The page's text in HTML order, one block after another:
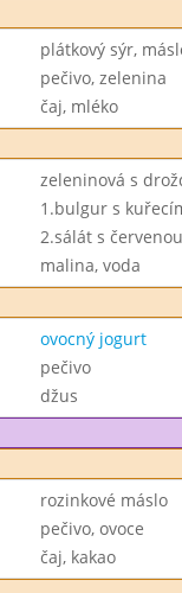
plátkový sýr,
pečivo, zelenina
čaj, mléko
zeleninová s
1.bulgur s
2.sálát s
malina, voda
ovocný jogurt
pečivo
džus
rozinkové máslo
pečivo, ovoce
čaj, kakao